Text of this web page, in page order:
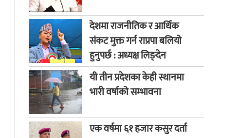
देशमा राजनीतिक र आर्थिक
संकट मुक्त गर्न राप्रपा बलियो
हुनुपर्छ : अध्यक्ष लिङ्देन
यी तीन प्रदेशका केही स्थानमा
भारी वर्षाको सम्भावना
एक वर्षमा ६१ हजार कसुर दर्ता